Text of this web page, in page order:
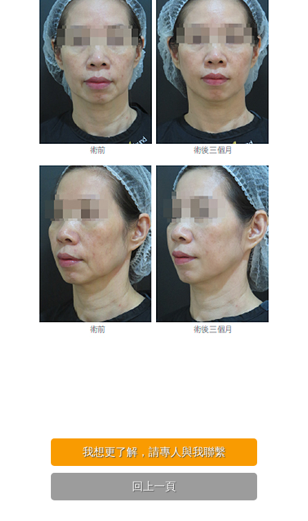
我想更了解，請專人與我聯繫
回上一頁